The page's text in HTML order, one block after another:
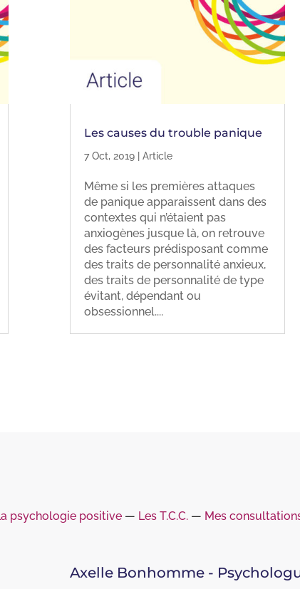
Les causes du trouble panique
7 Oct, 2019 |Article
Même si les premières attaques
de panique apparaissent dans des
contextes qui n’étaient pas
anxiogènes jusque là, on retrouve
des facteurs prédisposant comme
des traits de personnalité anxieux,
des traits de personnalité de type
évitant, dépendant ou
obsessionnel....
psychologie positive― Les T.C.C.― Mes
Axelle Bonhomme -